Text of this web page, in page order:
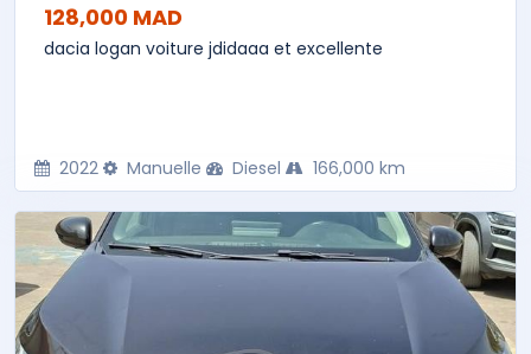
128,000 MAD
dacia logan voiture jdidaaa et excellente
2022 Manuelle Diesel 166,000 km